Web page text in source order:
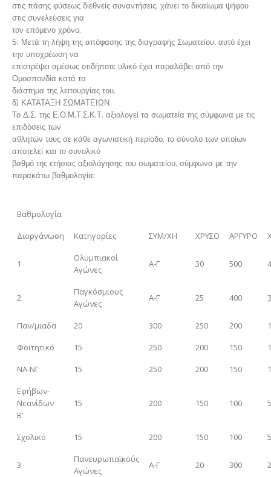
στις πάσης φύσεως διεθνείς συναντήσεις, χάνει το δικαίωμα ψήφου
στις συνελεύσεις για
τον επόμενο χρόνο.
5. Μετά τη λήψη της απόφασης της διαγραφής Σωματείου, αυτό έχει
την υποχρέωση να
επιστρέψει αμέσως οτιδήποτε υλικό έχει παραλάβει από την
Ομοσπονδία κατά το
διάστημα της λειτουργίας του.
δ) ΚΑΤΑΤΑΞΗ ΣΩΜΑΤΕΙΩΝ
Το Δ.Σ. της Ε.Ο.Μ.Τ.Σ.Κ.Τ. αξιολογεί τα σωματεία της σύμφωνα με τις
επιδόσεις των
αθλητών τους σε κάθε αγωνιστική περίοδο, το σύνολο των οποίων
αποτελεί και το συνολικό
βαθμό της ετήσιας αξιολόγησης του σωματείου, σύμφωνα με την
παρακάτω βαθμολογία:
Βαθμολογία
Διοργάνωση
Κατηγορίες ΣΥΜ/ΧΗ ΧΡΥΣΟ ΑΡΓΥΡΟ
1
Ολυμπιακοί
Αγώνες
Α-Γ 30 500
2
Παγκόσμιους
Αγώνες
Α-Γ 25 400
Παν/μιαδα 20 300 250 200
Φοιτητικό
15 250 200 150
ΝΑ-ΝΓ
15 250 200 150
Εφήβων-
Νεανίδων
Β’
15 200 150 100
Σχολικό 15 200 150 100
3
Πανευρωπαϊκούς
Αγώνες
Α-Γ 20 300